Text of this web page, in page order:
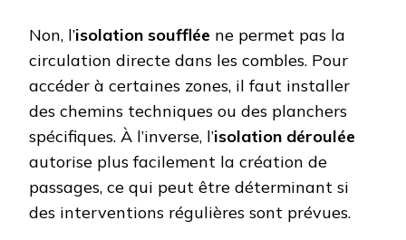
Non, l’isolation soufflée ne permet pas la
circulation directe dans les combles. Pour
accéder à certaines zones, il faut installer
des chemins techniques ou des planchers
spécifiques. À l’inverse, l’isolation déroulée
autorise plus facilement la création de
passages, ce qui peut être déterminant si
des interventions régulières sont prévues.